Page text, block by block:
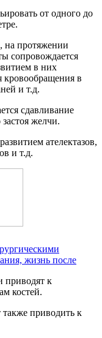
от одного до
на протяжении
сопровождается
в них
кровообращения в
и т.д.
сдавливание
желчи.
ателектазов,
и т.д.
жизнь после
приводят к
костей.
также приводить к